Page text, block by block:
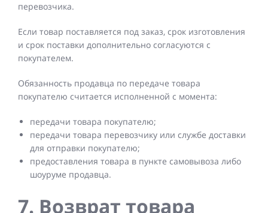
перевозчика.
Если товар поставляется под заказ, срок изготовления
и срок поставки дополнительно согласуются с
покупателем.
Обязанность продавца по передаче товара
покупателю считается исполненной с момента:
передачи товара покупателю;
передачи товара перевозчику или службе доставки
для отправки покупателю;
предоставления товара в пункте самовывоза либо
шоуруме продавца.
7. Возврат товара